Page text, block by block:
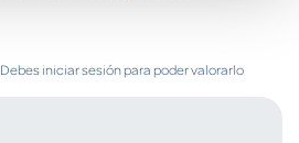
Debes iniciar sesión para poder valorarlo